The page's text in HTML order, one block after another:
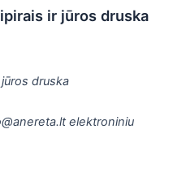
ir jūros druska
druska
elektroniniu